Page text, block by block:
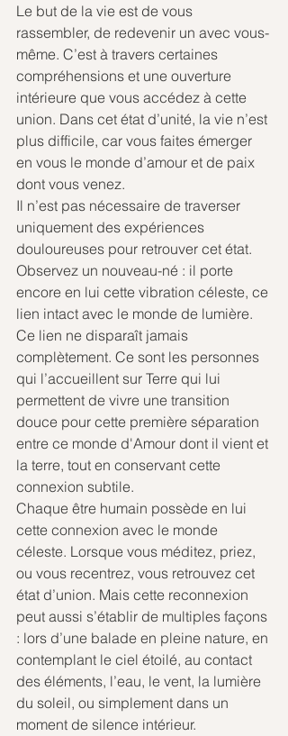
Le but de la vie est de vous
rassembler, de redevenir un avec vous-
même. C’est à travers certaines
compréhensions et une ouverture
intérieure que vous accédez à cette
union. Dans cet état d’unité, la vie n’est
plus difficile, car vous faites émerger
en vous le monde d’amour et de paix
dont vous venez.
Il n’est pas nécessaire de traverser
uniquement des expériences
douloureuses pour retrouver cet état.
Observez un nouveau-né : il porte
encore en lui cette vibration céleste, ce
lien intact avec le monde de lumière.
Ce lien ne disparaît jamais
complètement. Ce sont les personnes
qui l’accueillent sur Terre qui lui
permettent de vivre une transition
douce pour cette première séparation
entre ce monde d'Amour dont il vient et
la terre, tout en conservant cette
connexion subtile.
Chaque être humain possède en lui
cette connexion avec le monde
céleste. Lorsque vous méditez, priez,
ou vous recentrez, vous retrouvez cet
état d’union. Mais cette reconnexion
peut aussi s’établir de multiples façons
: lors d’une balade en pleine nature, en
contemplant le ciel étoilé, au contact
des éléments, l’eau, le vent, la lumière
du soleil, ou simplement dans un
moment de silence intérieur.